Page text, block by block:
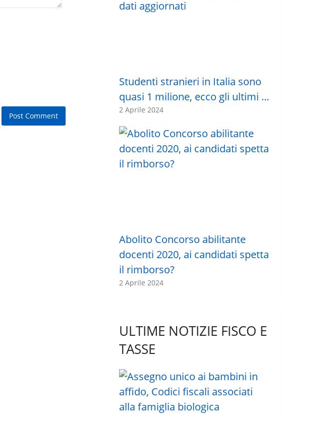
Studenti stranieri in Italia sono
quasi 1 milione, ecco gli ultimi …
2 Aprile 2024
Abolito Concorso abilitante
docenti 2020, ai candidati spetta
il rimborso?
2 Aprile 2024
ULTIME NOTIZIE FISCO E
TASSE